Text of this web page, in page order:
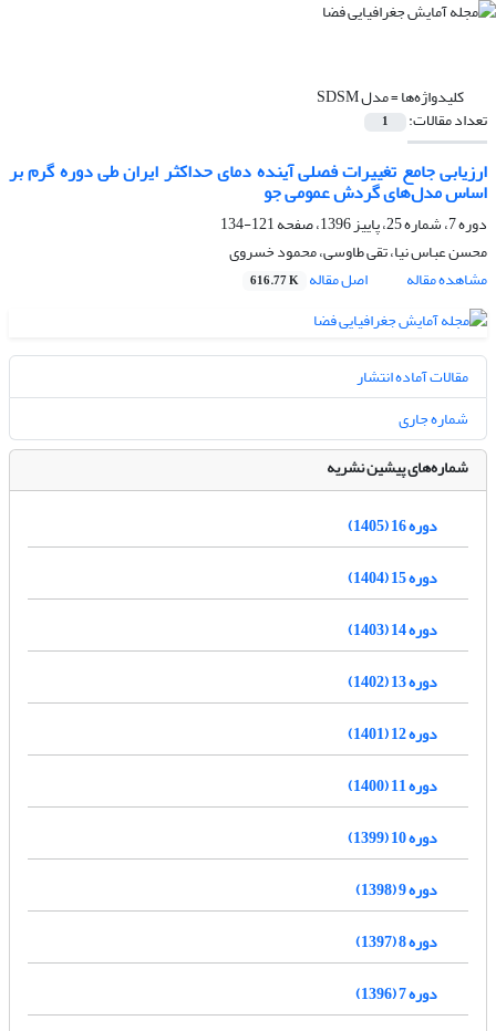
کلیدواژه‌ها =مدل SDSM
تعداد مقالات: 1
ارزیابی جامع تغییرات فصلی آینده دمای حداکثر ایران طی دوره گرم بر
اساس مدل‌های گردش عمومی جو
دوره 7، شماره 25، پاییز 1396، صفحه
121-134
محسن عباس نیا، تقی طاوسی، محمود خسروی
مشاهده مقاله
اصل مقاله 616.77 K
مقالات آماده انتشار
شماره جاری
شماره‌های پیشین نشریه
دوره 16 (1405)
دوره 15 (1404)
دوره 14 (1403)
دوره 13 (1402)
دوره 12 (1401)
دوره 11 (1400)
دوره 10 (1399)
دوره 9 (1398)
دوره 8 (1397)
دوره 7 (1396)